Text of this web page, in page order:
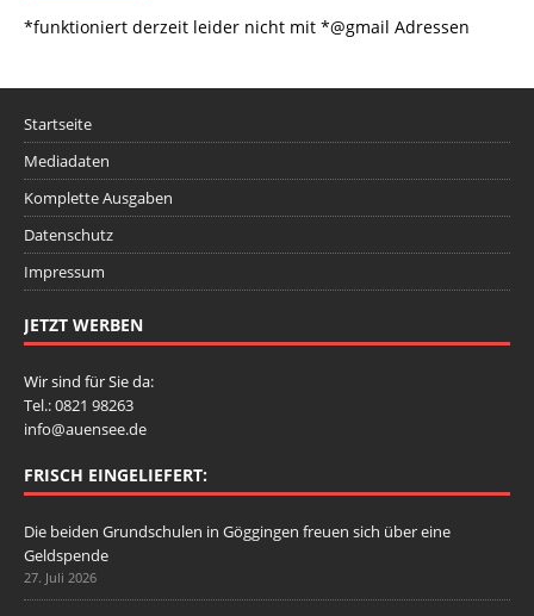
*funktioniert derzeit leider nicht mit *@gmail Adressen
Startseite
Mediadaten
Komplette Ausgaben
Datenschutz
Impressum
JETZT WERBEN
Wir sind für Sie da:
Tel.: 0821 98263
info@auensee.de
FRISCH EINGELIEFERT:
Die beiden Grundschulen in Göggingen freuen sich über eine
Geldspende
27. Juli 2026